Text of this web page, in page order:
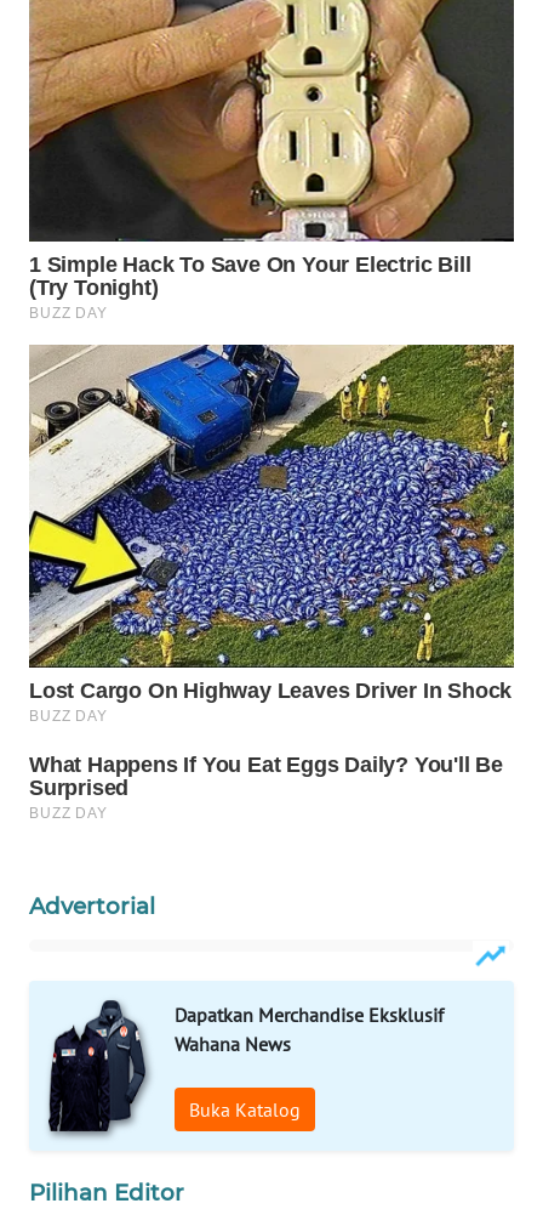
Advertorial
Dapatkan Merchandise Eksklusif
Wahana News
Buka Katalog
Pilihan Editor
WN
INDRAMAYU
WN
KUNINGAN
WN
SUBANG
WN
SUKABUMI
WN
PURWAKARTA
WN
PRIANGAN
TIMUR
WN
SEMARANG
WN
SOLO
WN
SURABAYA
WN
NATUNA